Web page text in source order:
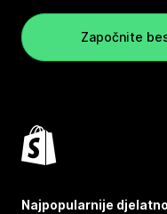
Započnite
Najpopularnije